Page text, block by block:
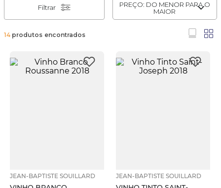
PREÇO: DO MENOR PARA O
MAIOR
Filtrar
14 produtos
JEAN-BAPTISTE SOUILLARD JEAN-BAPTISTE SOUILLARD